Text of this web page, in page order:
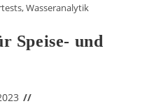
Wasseranalytik
Speise- und